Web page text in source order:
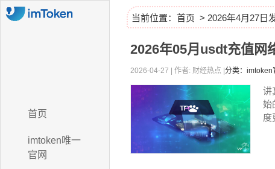
首页
imtoken唯一
官网
当前位置： 首页 > 2026年4月27日
2026年05月usdt充值网
2026-04-27 | 作者: 财经热点 | 分类：imtoken
讲
始
度